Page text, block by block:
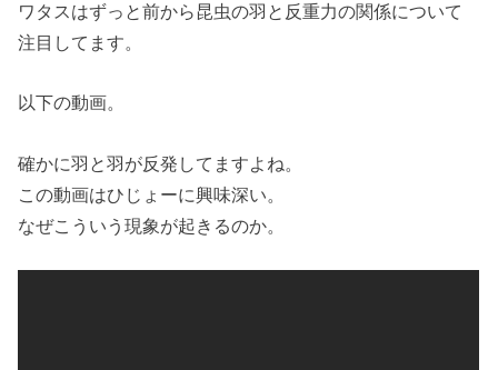
ワタスはずっと前から昆虫の羽と反重力の関係について
注目してます。
以下の動画。
確かに羽と羽が反発してますよね。
この動画はひじょーに興味深い。
なぜこういう現象が起きるのか。